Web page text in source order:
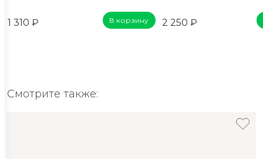
1 310 ₽ В корзину 2 250 ₽
Смотрите также: